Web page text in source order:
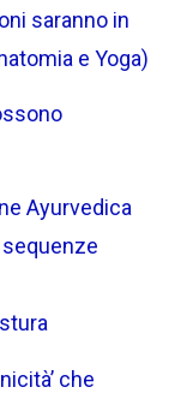
saranno in
e Yoga)
Ayurvedica
che